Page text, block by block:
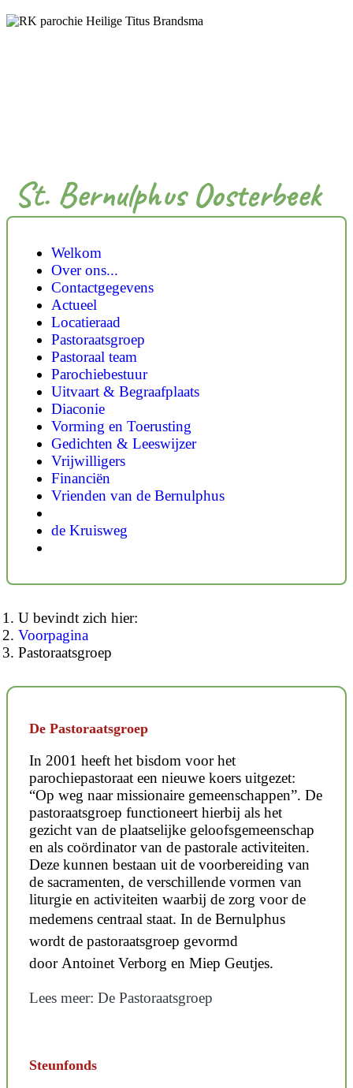
St. Bernulphus Oosterbeek
Welkom
Over ons...
Contactgegevens
Actueel
Locatieraad
Pastoraatsgroep
Pastoraal team
Parochiebestuur
Uitvaart & Begraafplaats
Diaconie
Vorming en Toerusting
Gedichten & Leeswijzer
Vrijwilligers
Financiën
Vrienden van de Bernulphus
de Kruisweg
U bevindt zich hier:
Voorpagina
Pastoraatsgroep
De Pastoraatsgroep
In 2001 heeft het bisdom voor het
parochiepastoraat een nieuwe koers uitgezet:
“Op weg naar missionaire gemeenschappen”. De
pastoraatsgroep functioneert hierbij als het
gezicht van de plaatselijke geloofsgemeenschap
en als coördinator van de pastorale activiteiten.
Deze kunnen bestaan uit de voorbereiding van
de sacramenten, de verschillende vormen van
liturgie en activiteiten waarbij de zorg voor de
medemens centraal staat. In de Bernulphus
wordt de pastoraatsgroep gevormd
doorAntoinet Verborg en Miep Geutjes.
Lees meer: De Pastoraatsgroep
Steunfonds